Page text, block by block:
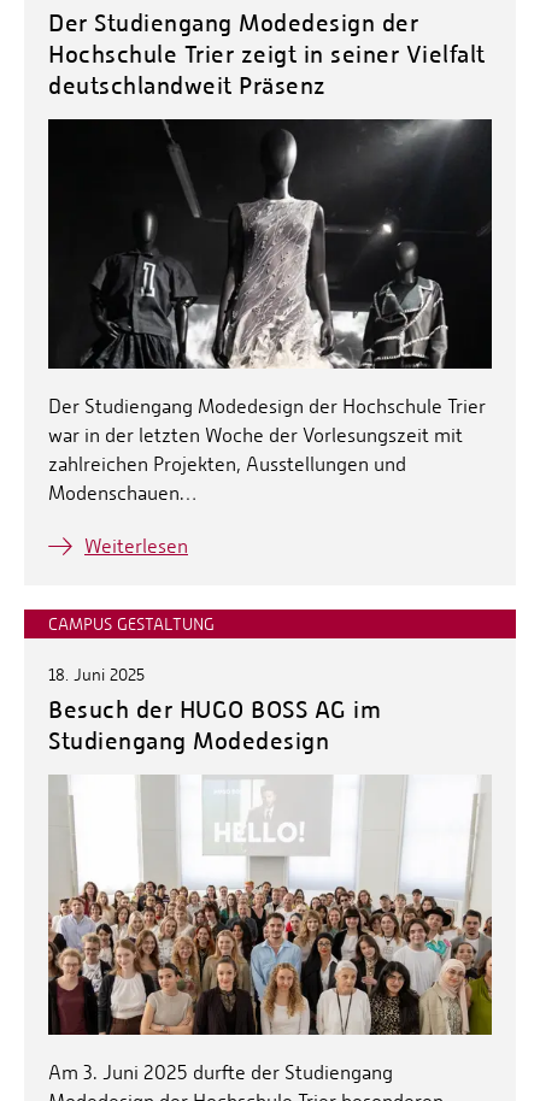
Der Studiengang Modedesign der
Hochschule Trier zeigt in seiner Vielfalt
deutschlandweit Präsenz
Der Studiengang Modedesign der Hochschule Trier
war in der letzten Woche der Vorlesungszeit mit
zahlreichen Projekten, Ausstellungen und
Modenschauen…
Weiterlesen
CAMPUS GESTALTUNG
18. Juni 2025
Besuch der HUGO BOSS AG im
Studiengang Modedesign
Am 3. Juni 2025 durfte der Studiengang